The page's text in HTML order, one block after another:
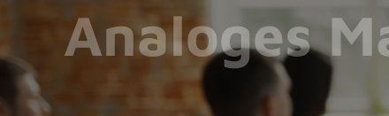
Analoges